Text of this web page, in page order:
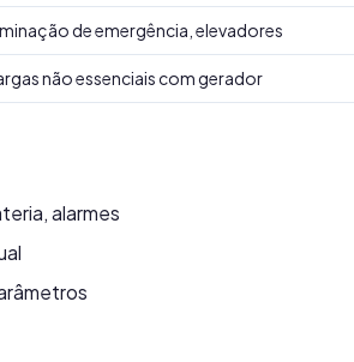
de emergência, elevadores
não essenciais com gerador
alarmes